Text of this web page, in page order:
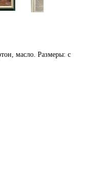
масло. Размеры: с